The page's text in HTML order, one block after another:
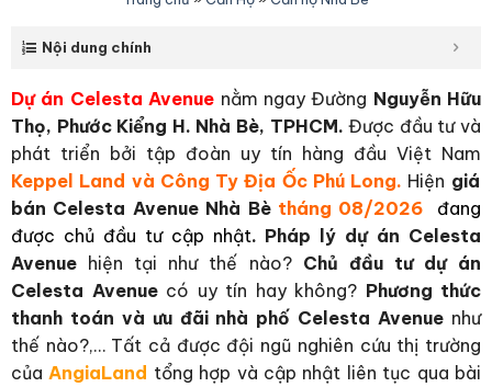
Nội dung chính
Dự án Celesta Avenue nằm ngay Đường Nguyễn Hữu
Thọ, Phước Kiểng H. Nhà Bè, TPHCM.Được đầu tư và
phát triển bởi tập đoàn uy tín hàng đầu Việt Nam
Keppel Land và Công Ty Địa Ốc Phú Long. Hiện giá
bán Celesta Avenue Nhà Bè tháng 08/2026
đang
được chủ đầu tư cập nhật. Pháp lý dự án Celesta
Avenue hiện tại như thế nào? Chủ đầu tư dự án
Celesta Avenue có uy tín hay không? Phương thức
thanh toán và ưu đãi nhà phố Celesta Avenue như
thế nào?,… Tất cả được đội ngũ nghiên cứu thị trường
của AngiaLand tổng hợp và cập nhật liên tục qua bài